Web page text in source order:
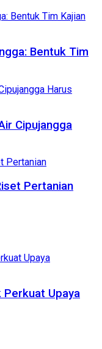
Bentuk Tim
Cipujangga
Pertanian
Upaya